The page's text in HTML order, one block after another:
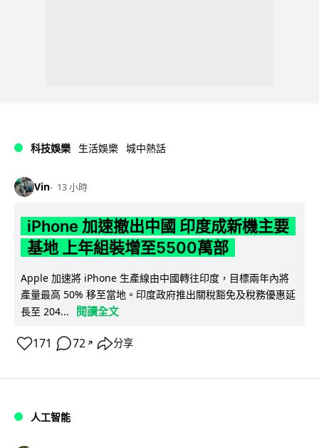
科技娛樂 生活娛樂 城中熱話
Vin 13 小時
iPhone 加速撤出中國 印度成新機主要
基地 上年組裝增至5500萬部
Apple 加速將 iPhone 生產線由中國轉往印度，目標兩年內將
產量最高 50% 移至當地。印度政府推出關稅豁免及稅務優惠延
長至 204...
閱讀全文
171 72 ↗ 分享
人工智能